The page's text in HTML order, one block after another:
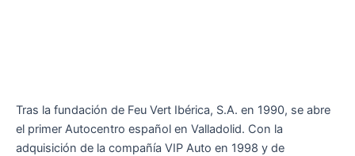
Tras la fundación de Feu Vert Ibérica, S.A. en 1990, se abre
el primer Autocentro español en Valladolid. Con la
adquisición de la compañía VIP Auto en 1998 y de